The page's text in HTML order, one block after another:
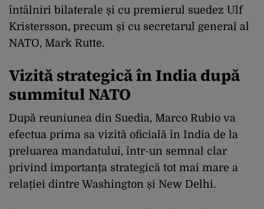
întâlniri bilaterale și cu premierul suedez Ulf
Kristersson, precum și cu secretarul general al
NATO, Mark Rutte.
Vizită strategică în India după
summitul NATO
După reuniunea din Suedia, Marco Rubio va
efectua prima sa vizită oficială în India de la
preluarea mandatului, într-un semnal clar
privind importanța strategică tot mai mare a
relației dintre Washington și New Delhi.